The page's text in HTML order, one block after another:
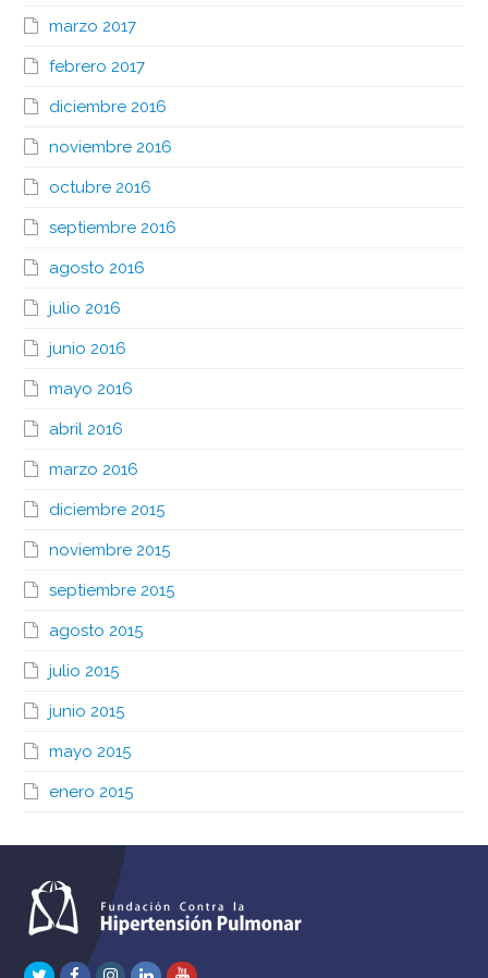
marzo 2017
febrero 2017
diciembre 2016
noviembre 2016
octubre 2016
septiembre 2016
agosto 2016
julio 2016
junio 2016
mayo 2016
abril 2016
marzo 2016
diciembre 2015
noviembre 2015
septiembre 2015
agosto 2015
julio 2015
junio 2015
mayo 2015
enero 2015